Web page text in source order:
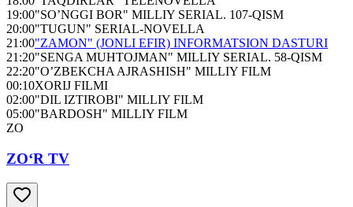
19:00"SO’NGGI BOR" MILLIY SERIAL. 107-QISM
20:00"TUGUN" SERIAL-NOVELLA
21:00"ZAMON" (JONLI EFIR) INFORMATSION DASTURI
21:20"SENGA MUHTOJMAN" MILLIY SERIAL. 58-QISM
22:20"O’ZBEKCHA AJRASHISH" MILLIY FILM
00:10XORIJ FILMI
02:00"DIL IZTIROBI" MILLIY FILM
05:00"BARDOSH" MILLIY FILM
ZO
ZO‘R TV